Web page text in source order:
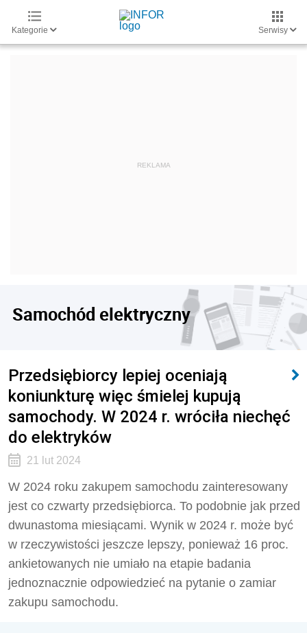
Kategorie Serwisy
Samochód elektryczny
Przedsiębiorcy lepiej oceniają
koniunkturę więc śmielej kupują
samochody. W 2024 r. wróciła niechęć
do elektryków
21 lut 2024
W 2024 roku zakupem samochodu zainteresowany
jest co czwarty przedsiębiorca. To podobnie jak przed
dwunastoma miesiącami. Wynik w 2024 r. może być
w rzeczywistości jeszcze lepszy, ponieważ 16 proc.
ankietowanych nie umiało na etapie badania
jednoznacznie odpowiedzieć na pytanie o zamiar
zakupu samochodu.